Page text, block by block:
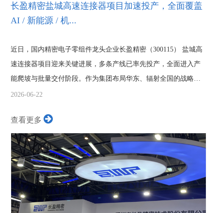
长盈精密盐城高速连接器项目加速投产，全面覆盖
AI / 新能源 / 机...
近日，国内精密电子零组件龙头企业长盈精密（300115） 盐城高
速连接器项目迎来关键进展，多条产线已率先投产，全面进入产
能爬坡与批量交付阶段。作为集团布局华东、辐射全国的战略支
点，该项目将...
2026-06-22
查看更多